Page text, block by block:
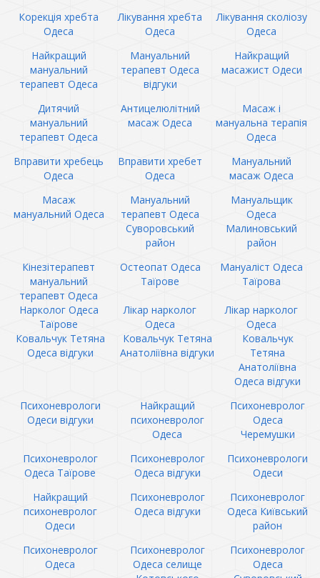
Корекція хребта
Одеса
Лікування хребта
Одеса
Лікування сколіозу
Одеса
Найкращий
мануальний
терапевт Одеса
Мануальний
терапевт Одеса
відгуки
Найкращий
масажист Одеси
Дитячий
мануальний
терапевт Одеса
Антицелюлітний
масаж Одеса
Масаж і
мануальна терапія
Одеса
Вправити хребець
Одеса
Вправити хребет
Одеса
Мануальний
масаж Одеса
Масаж
мануальний Одеса
Мануальний
терапевт Одеса
Суворовський
район
Мануальщик
Одеса
Малиновський
район
Кінезітерапевт
мануальний
терапевт Одеса
Остеопат Одеса
Таїрове
Мануаліст Одеса
Таїрова
Нарколог Одеса
Таїрове
Лікар нарколог
Одеса
Лікар нарколог
Одеса
Ковальчук Тетяна
Одеса відгуки
Ковальчук Тетяна
Анатоліївна відгуки
Ковальчук
Тетяна
Анатоліївна
Одеса відгуки
Психоневрологи
Одеси відгуки
Найкращий
психоневролог
Одеса
Психоневролог
Одеса
Черемушки
Психоневролог
Одеса Таїрове
Психоневролог
Одеса відгуки
Психоневрологи
Одеси
Найкращий
психоневролог
Одеси
Психоневролог
Одеса відгуки
Психоневролог
Одеса Київський
район
Психоневролог
Одеса
Психоневролог
Одеса селище
Психоневролог
Одеса